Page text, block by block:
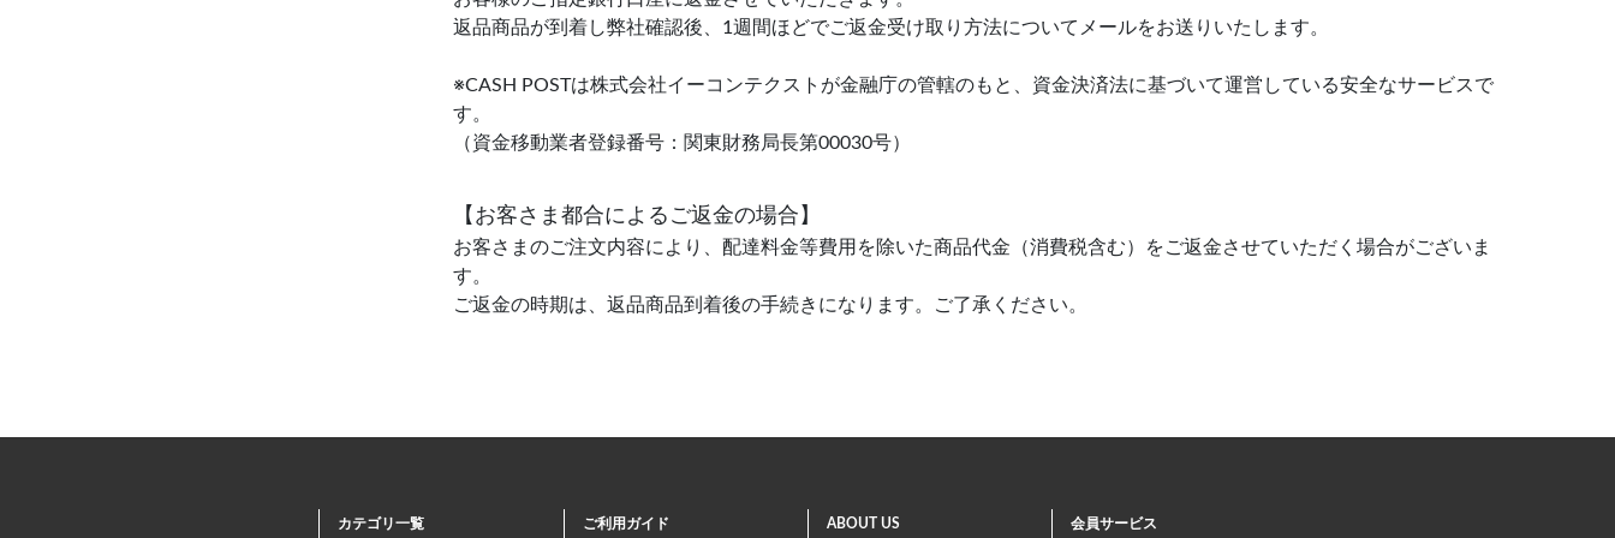
返品商品が到着し弊社確認後、1週間ほどでご返金受け取り方法についてメールをお送りいたします。
※CASH POSTは株式会社イーコンテクストが金融庁の管轄のもと、資金決済法に基づいて運営している安全なサービスで
す。
（資金移動業者登録番号：関東財務局長第00030号）
【お客さま都合によるご返金の場合】
お客さまのご注文内容により、配達料金等費用を除いた商品代金（消費税含む）をご返金させていただく場合がございま
す。
ご返金の時期は、返品商品到着後の手続きになります。ご了承ください。
カテゴリ一覧 ご利用ガイド ABOUT US 会員サービス